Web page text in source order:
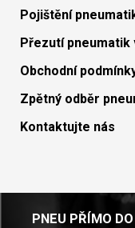
Pojištění
Přezutí
Obchodní
Zpětný odběr
Kontaktujte nás
PNEU PŘÍMO